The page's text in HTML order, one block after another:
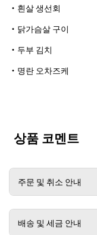
・흰살 생선회
・닭가슴살 구이
・두부 김치
・명란 오차즈케
상품 코멘트
주문 및 취소 안내
배송 및 세금 안내